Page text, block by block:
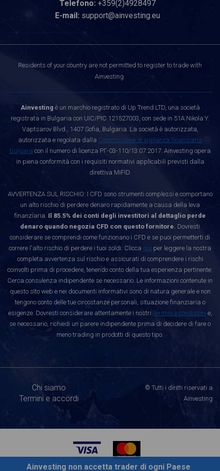
Telefono: +359(2)4928497
E-mail: support@ainvesting.eu
Residents of your country are not permitted to register to trade with
Ainvesting.
Ainvesting è un marchio registrato di Up Trend LTD, una società
registrata in Bulgaria con UIC/PIC 121527003, con sede in 51A Nikola Y.
Vaptsarov Blvd., 1407 Sofia, Bulgaria. La società è autorizzata,
autorizzata e regolata dalla Commissione di vigilanza finanziaria
bulgara con il numero di licenza РГ-03-110/13.07.2017. Ainvesting opera
in piena conformità con i requisiti normativi applicabili previsti dalla
direttiva MiFID.
AVVERTENZA SUL RISCHIO: I CFD sono strumenti complessi e comportano
un alto rischio di perdere denaro rapidamente a causa della leva
finanziaria. Il 85.5% dei conti degli investitori al dettaglio perde
denaro quando negozia CFD con questo fornitore. Dovresti
considerare se comprendi come funzionano i CFD e se puoi permetterti di
correre l'alto rischio di perdere i tuoi soldi. Clicca qui per leggere la nostra
completa avvertenza sul rischio e assicurati di comprendere i rischi
coinvolti prima di procedere, tenendo conto della tua esperienza pertinente.
Cerca consulenza indipendente se necessario. Le informazioni contenute in
questo sito web e nei documenti informativi sono di natura generale e non
tengono conto delle tue circostanze personali, situazione finanziaria o
esigenze. Dovresti considerare attentamente i nostri Termini e condizioni e,
se necessario, richiedi un parere indipendente prima di decidere di fare o
meno trading in prodotti di questo tipo.
Chi siamo
Termini e accordi
© Tutti i diritti riservati a
Ainvesting
Ainvesting non accetta trader di ogni Paese